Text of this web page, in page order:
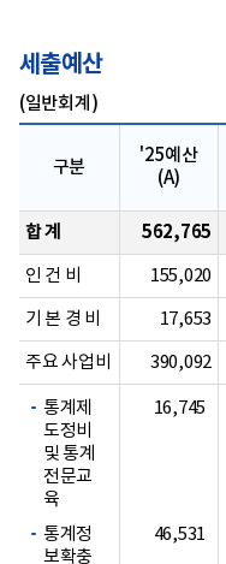
세출예산
(일반회계)
구분
'25예산
(A)
합 계 562,765
인 건 비 155,020
기 본 경 비 17,653
주요 사업비 390,092
통계제
도정비
및 통계
전문교
육
16,745
통계정
보확충
46,531